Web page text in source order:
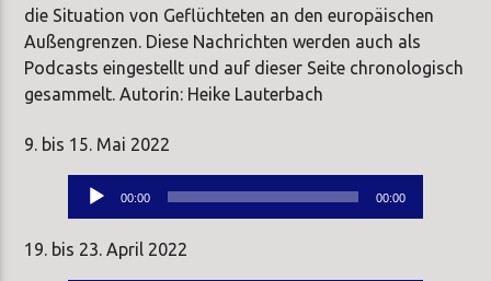
die Situation von Geflüchteten an den europäischen
Außengrenzen. Diese Nachrichten werden auch als
Podcasts eingestellt und auf dieser Seite chronologisch
gesammelt. Autorin: Heike Lauterbach
9. bis 15. Mai 2022
Audio-
00:00 00:00
19. bis 23. April 2022